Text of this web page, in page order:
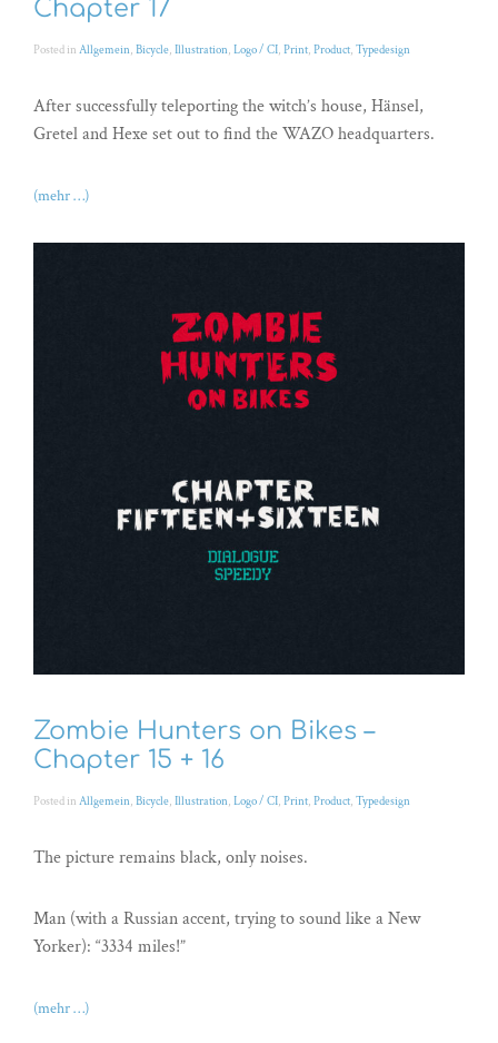
Chapter 17
Posted in Allgemein, Bicycle, Illustration, Logo / CI, Print, Product, Typedesign
After successfully teleporting the witch’s house, Hänsel,
Gretel and Hexe set out to find the WAZO headquarters.
(mehr …)
Zombie Hunters on Bikes –
Chapter 15 + 16
Posted in Allgemein, Bicycle, Illustration, Logo / CI, Print, Product, Typedesign
The picture remains black, only noises.
Man (with a Russian accent, trying to sound like a New
Yorker): “3334 miles!”
(mehr …)